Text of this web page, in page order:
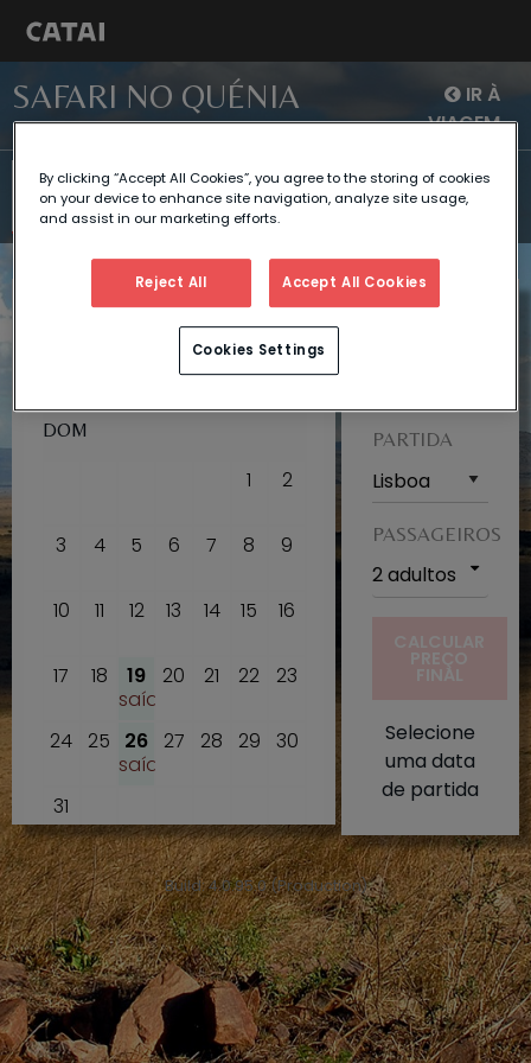
SAFARI NO QUÉNIA
IR À
VIAGEM
Safari No
Quénia
Safari No
Quénia E Costa
De Mombaça
Safari No
Quénia E
Safari No
Quénia E
AGOSTO 2026
DOM
1 2
3 4 5 6 7 8 9
10 11 12 13 14 15 16
17 18
19
saída
20 21 22 23
24 25
26
saída
27 28 29 30
31
Selecione um dia para a sua
viagem
PARTIDA
PASSAGEIROS
2 adultos
Selecione
uma data
de partida
Build: 4.0.95.0 (Production)
By clicking “Accept All Cookies”, you agree to the storing of cookies
on your device to enhance site navigation, analyze site usage,
and assist in our marketing efforts.
Reject All Accept All Cookies
Cookies Settings